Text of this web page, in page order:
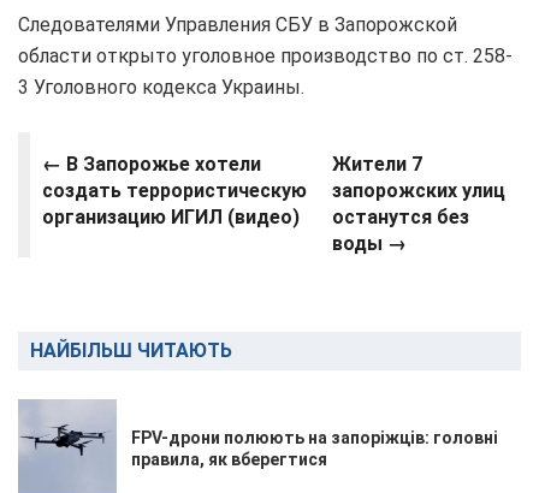
Следователями Управления СБУ в Запорожской
области открыто уголовное производство по ст. 258-
3 Уголовного кодекса Украины.
← В Запорожье хотели
создать террористическую
организацию ИГИЛ (видео)
Жители 7
запорожских улиц
останутся без
воды →
НАЙБІЛЬШ ЧИТАЮТЬ
FPV-дрони полюють на запоріжців: головні
правила, як вберегтися